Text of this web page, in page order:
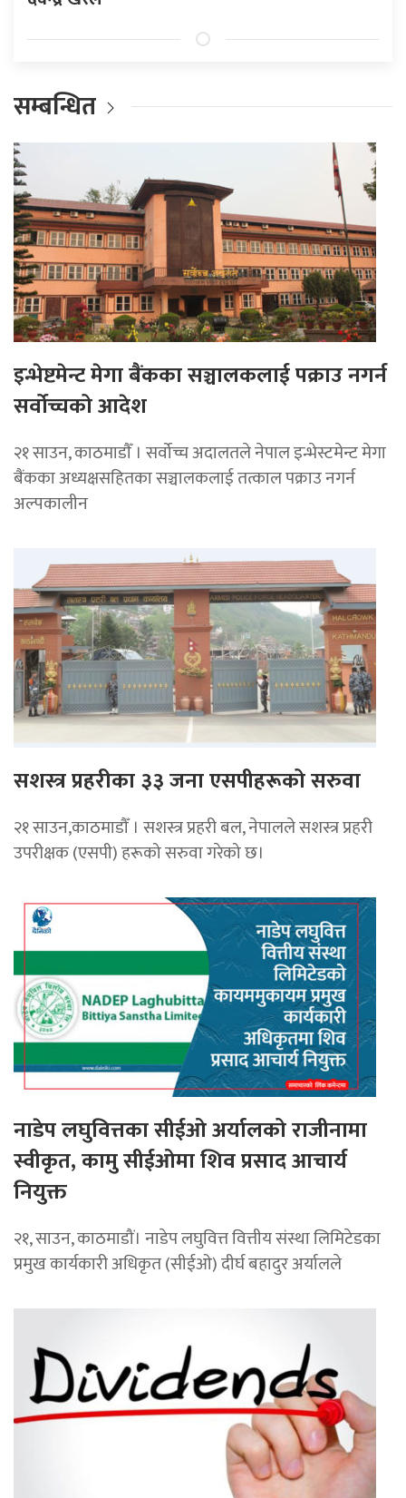
सम्बन्धित
इन्भेष्टमेन्ट मेगा बैंकका सञ्चालकलाई पक्राउ नगर्न
सर्वोच्चको आदेश
२१ साउन, काठमाडाैँ । सर्वोच्च अदालतले नेपाल इन्भेस्टमेन्ट मेगा
बैंकका अध्यक्षसहितका सञ्चालकलाई तत्काल पक्राउ नगर्न
अल्पकालीन
सशस्त्र प्रहरीका ३३ जना एसपीहरूको सरुवा
२१ साउन,काठमाडौँ । सशस्त्र प्रहरी बल, नेपालले सशस्त्र प्रहरी
उपरीक्षक (एसपी) हरूको सरुवा गरेको छ।
नाडेप लघुवित्तका सीईओ अर्यालको राजीनामा
स्वीकृत, कामु सीईओमा शिव प्रसाद आचार्य
नियुक्त
२१, साउन, काठमाडौं। नाडेप लघुवित्त वित्तीय संस्था लिमिटेडका
प्रमुख कार्यकारी अधिकृत (सीईओ) दीर्घ बहादुर अर्यालले